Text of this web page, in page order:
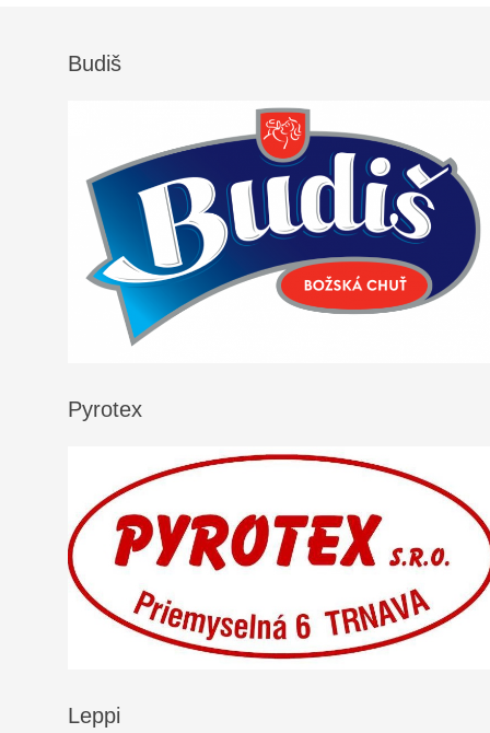
Budiš
Pyrotex
Leppi